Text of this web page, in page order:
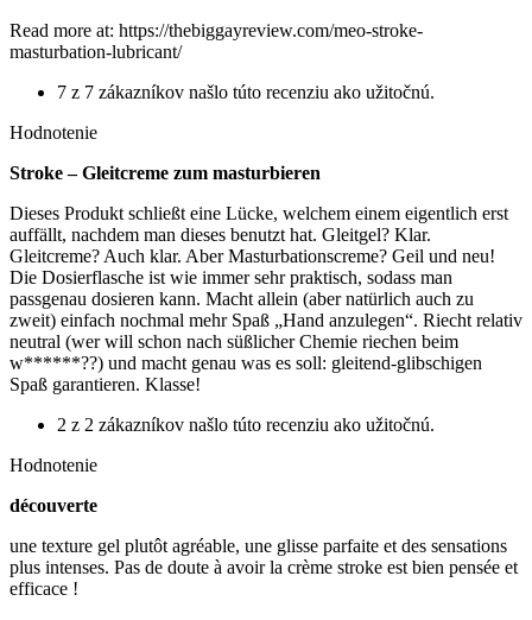
Read more at: https://thebiggayreview.com/meo-stroke-
masturbation-lubricant/
7 z 7 zákazníkov našlo túto recenziu ako užitočnú.
Hodnotenie
Stroke – Gleitcreme zum masturbieren
Dieses Produkt schließt eine Lücke, welchem einem eigentlich erst
auffällt, nachdem man dieses benutzt hat. Gleitgel? Klar.
Gleitcreme? Auch klar. Aber Masturbationscreme? Geil und neu!
Die Dosierflasche ist wie immer sehr praktisch, sodass man
passgenau dosieren kann. Macht allein (aber natürlich auch zu
zweit) einfach nochmal mehr Spaß „Hand anzulegen“. Riecht relativ
neutral (wer will schon nach süßlicher Chemie riechen beim
w******??) und macht genau was es soll: gleitend-glibschigen
Spaß garantieren. Klasse!
2 z 2 zákazníkov našlo túto recenziu ako užitočnú.
Hodnotenie
découverte
une texture gel plutôt agréable, une glisse parfaite et des sensations
plus intenses. Pas de doute à avoir la crème stroke est bien pensée et
efficace !